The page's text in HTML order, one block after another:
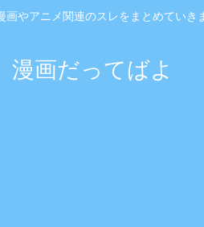
画やアニメ関連のスレをまとめていき
漫画だってばよ